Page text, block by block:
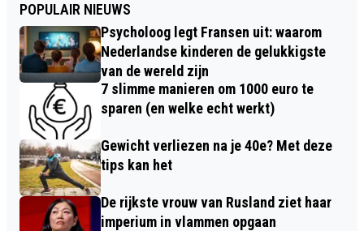
POPULAIR NIEUWS
Psycholoog legt Fransen uit: waarom
Nederlandse kinderen de gelukkigste
van de wereld zijn
7 slimme manieren om 1000 euro te
sparen (en welke echt werkt)
Gewicht verliezen na je 40e? Met deze
tips kan het
De rijkste vrouw van Rusland ziet haar
imperium in vlammen opgaan